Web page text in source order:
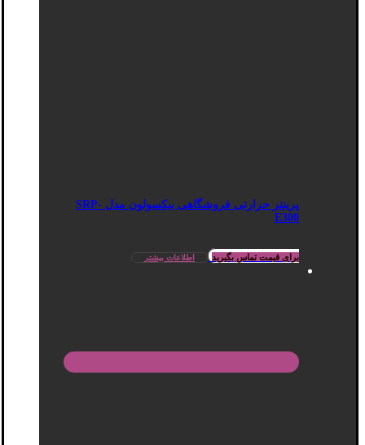
پرینتر حرارتی فروشگاهی بیکسولون مدل SRP-
E300
برای قیمت تماس بگیرید اطلاعات بیشتر